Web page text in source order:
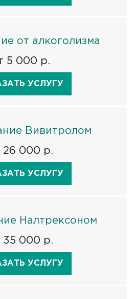
от алкоголизма
5 000 р.
УСЛУГУ
Вивитролом
26 000 р.
УСЛУГУ
Налтрексоном
35 000 р.
УСЛУГУ